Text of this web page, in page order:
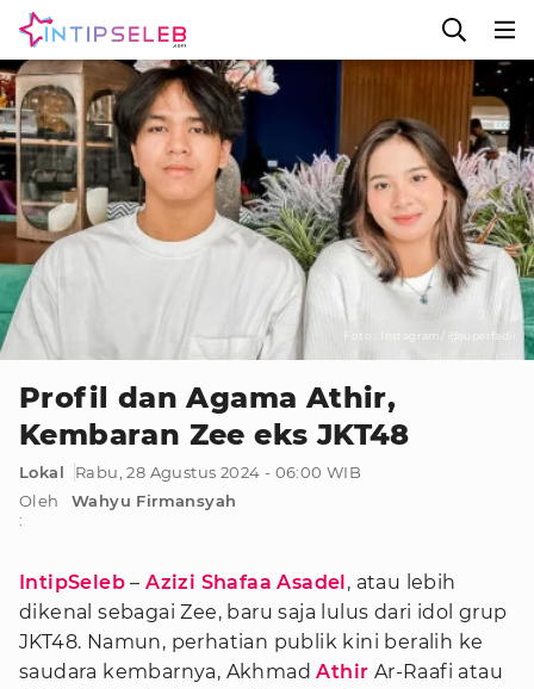
Foto : Instagram/ @superfadli
Profil dan Agama Athir,
Kembaran Zee eks JKT48
Lokal
Rabu, 28 Agustus 2024 - 06:00 WIB
Oleh
:
Wahyu Firmansyah
IntipSeleb –Azizi Shafaa Asadel, atau lebih
dikenal sebagai Zee, baru saja lulus dari idol grup
JKT48. Namun, perhatian publik kini beralih ke
saudara kembarnya, AkhmadAthir Ar-Raafi atau